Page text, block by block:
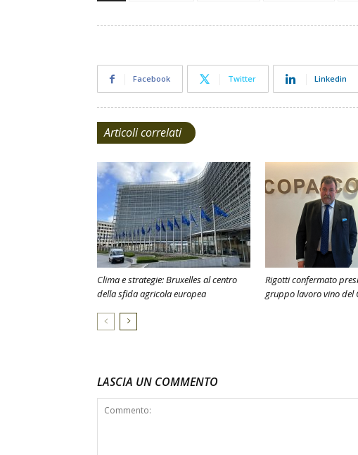
Facebook Twitter Linkedin
Articoli correlati
Clima e strategie: Bruxelles al centro
della sfida agricola europea
Rigotti confermato
gruppo lavoro vino del
LASCIA UN COMMENTO